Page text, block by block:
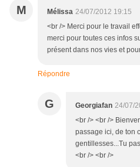
M Mélissa 24/07/2012 19:15
<br /> Merci pour le travail
merci pour toutes ces infos
présent dans nos vies et
Répondre
G Georgiafan 24/07/
<br /> <br />
passage ici, de ton
gentillesses...Tu
<br /> <br />